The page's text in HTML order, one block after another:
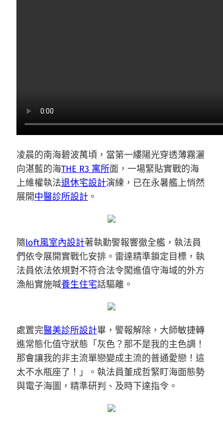
凌晨的南海碧波萬頃，當第一縷陽光穿透薄霧灑
向湛藍的海THE R3 寓所面，一場緊貼實戰的海
上維權執法退休宅設計演練，已在永暑艦上悄然
展開中醫診所設計 。
隨loft風室內設計著執勤警報響徹全艦，執法員
們依令展開實戰化安排。雷達精準鎖定目標，執
法員依法依規對不符合法令闖進值守海域的外方
漁船實施喊養生住宅話驅離。
處置完醫美診所設計畢，警報解除，大師敏捷轉
進常態化值守狀態「灰色？那不是我的主色調！
那會讓我的非主流單戀變成主流的普通愛戀！這
太不水瓶座了！」。執法員董成哲緊盯海面態勢
與電子海圖，精準研判、及時下達指令。